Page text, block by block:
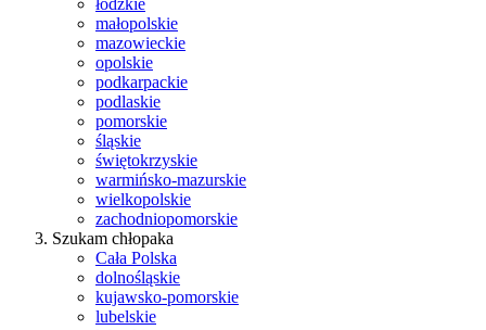
łódzkie
małopolskie
mazowieckie
opolskie
podkarpackie
podlaskie
pomorskie
śląskie
świętokrzyskie
warmińsko-mazurskie
wielkopolskie
zachodniopomorskie
Szukam chłopaka
Cała Polska
dolnośląskie
kujawsko-pomorskie
lubelskie